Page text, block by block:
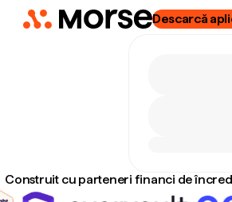
Descarcă
Construit cu parteneri financi de